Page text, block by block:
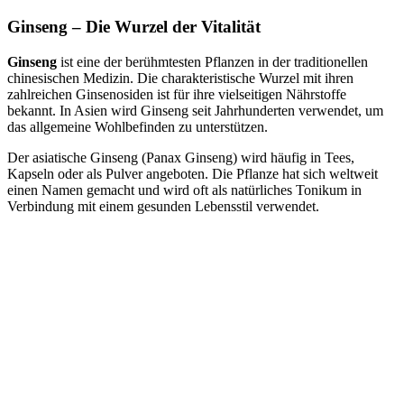
Ginseng – Die Wurzel der Vitalität
Ginseng ist eine der berühmtesten Pflanzen in der traditionellen
chinesischen Medizin. Die charakteristische Wurzel mit ihren
zahlreichen Ginsenosiden ist für ihre vielseitigen Nährstoffe
bekannt. In Asien wird Ginseng seit Jahrhunderten verwendet, um
das allgemeine Wohlbefinden zu unterstützen.
Der asiatische Ginseng (Panax Ginseng) wird häufig in Tees,
Kapseln oder als Pulver angeboten. Die Pflanze hat sich weltweit
einen Namen gemacht und wird oft als natürliches Tonikum in
Verbindung mit einem gesunden Lebensstil verwendet.